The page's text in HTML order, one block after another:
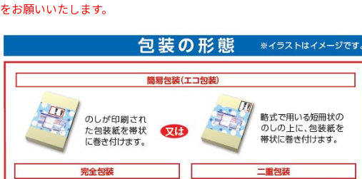
をお願いいたします。